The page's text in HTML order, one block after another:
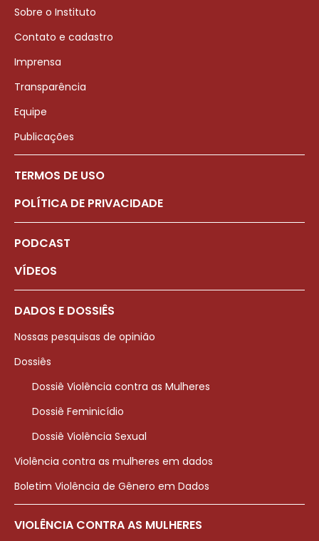
Sobre o Instituto
Contato e cadastro
Imprensa
Transparência
Equipe
Publicações
TERMOS DE USO
POLÍTICA DE PRIVACIDADE
PODCAST
VÍDEOS
DADOS E DOSSIÊS
Nossas pesquisas de opinião
Dossiês
Dossiê Violência contra as Mulheres
Dossiê Feminicídio
Dossiê Violência Sexual
Violência contra as mulheres em dados
Boletim Violência de Gênero em Dados
VIOLÊNCIA CONTRA AS MULHERES